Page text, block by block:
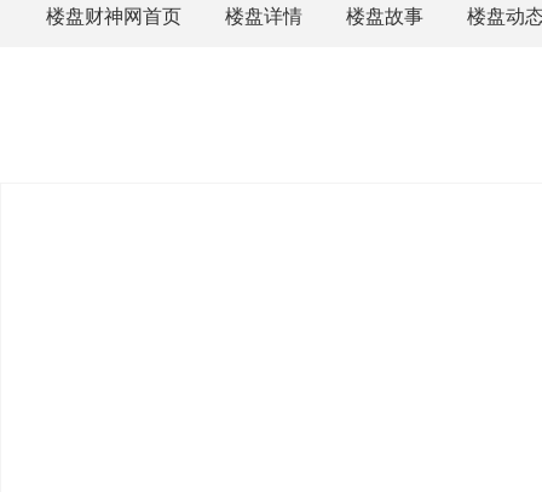
楼盘财神网首页 楼盘详情 楼盘故事 楼盘动